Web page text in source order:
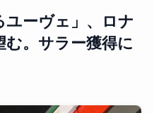
ユーヴェ」、ロナ
む。サラー獲得に